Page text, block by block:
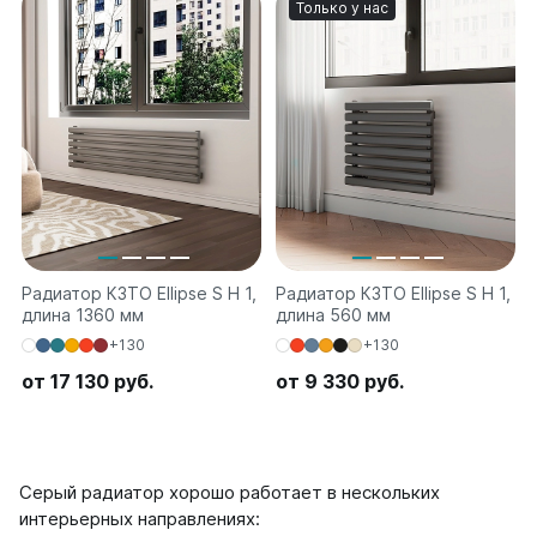
Ellipse
Ellipse S V
Ellipse S H
Ellipse P V
Ellipse P H
Гармония
Гармония 1, 2
Гармония С40
Гармония C25 N
Гармония А40
Гармония А25 N
Гармония А20
РСК
Радиатор КЗТО Ellipse S H 1,
длина 1360 мм
+130
от 17 130 руб.
Только у нас
Радиатор КЗТО Ellipse S H 1,
длина 560 мм
+130
от 9 330 руб.
Серый радиатор хорошо работает в нескольких
интерьерных направлениях: